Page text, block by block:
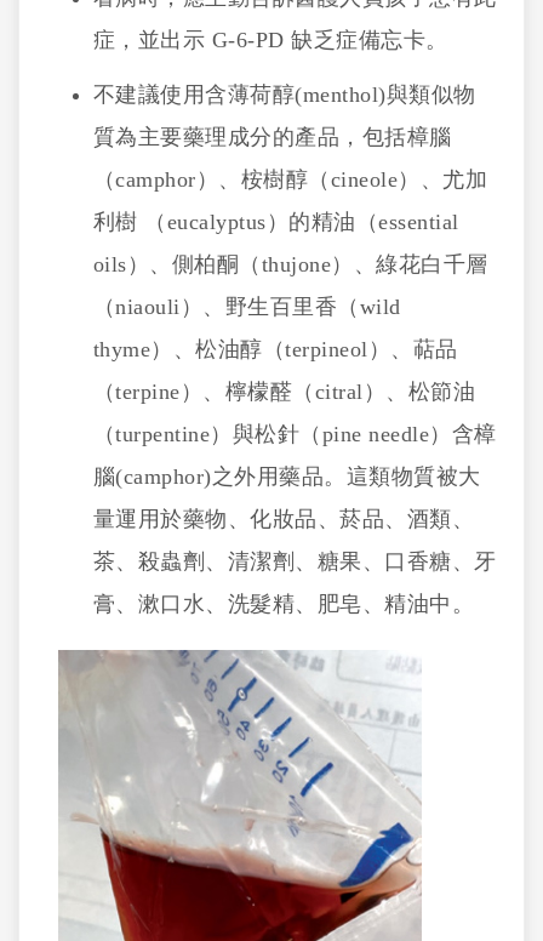
症，並出示 G-6-PD 缺乏症備忘卡。
不建議使用含薄荷醇(menthol)與類似物
質為主要藥理成分的產品，包括樟腦
（camphor）、桉樹醇（cineole）、尤加
利樹 （eucalyptus）的精油（essential
oils）、側柏酮（thujone）、綠花白千層
（niaouli）、野生百里香（wild
thyme）、松油醇（terpineol）、萜品
（terpine）、檸檬醛（citral）、松節油
（turpentine）與松針（pine needle）含樟
腦(camphor)之外用藥品。這類物質被大
量運用於藥物、化妝品、菸品、酒類、
茶、殺蟲劑、清潔劑、糖果、口香糖、牙
膏、漱口水、洗髮精、肥皂、精油中。